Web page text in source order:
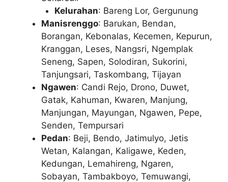
Kelurahan: Bareng Lor, Gergunung
Manisrenggo: Barukan, Bendan,
Borangan, Kebonalas, Kecemen, Kepurun,
Kranggan, Leses, Nangsri, Ngemplak
Seneng, Sapen, Solodiran, Sukorini,
Tanjungsari, Taskombang, Tijayan
Ngawen: Candi Rejo, Drono, Duwet,
Gatak, Kahuman, Kwaren, Manjung,
Manjungan, Mayungan, Ngawen, Pepe,
Senden, Tempursari
Pedan: Beji, Bendo, Jatimulyo, Jetis
Wetan, Kalangan, Kaligawe, Keden,
Kedungan, Lemahireng, Ngaren,
Sobayan, Tambakboyo, Temuwangi,